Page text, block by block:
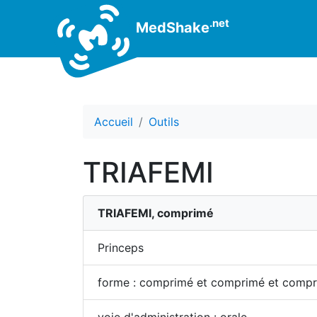
MedShake.net
Accueil Outils
TRIAFEMI
TRIAFEMI, comprimé
Princeps
forme : comprimé et comprimé et